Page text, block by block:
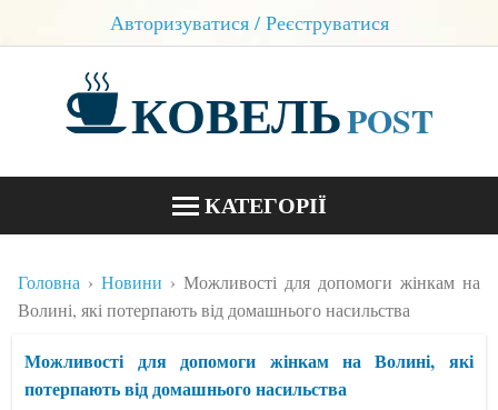
Авторизуватися / Реєструватися
КОВЕЛЬPOST
КАТЕГОРІЇ
БЛОГИ
КОНТАКТИ
Головна Новини
Можливості для допомоги жінкам на
Волині, які потерпають від домашнього насильства
Можливості для допомоги жінкам на Волині, які
потерпають від домашнього насильства